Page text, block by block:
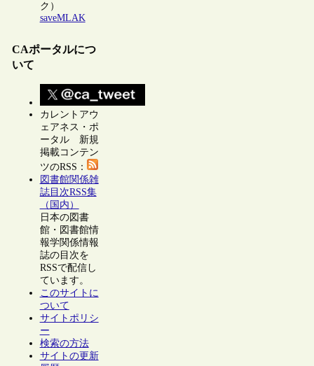
ク）
saveMLAK
CAポータルにつ
いて
カレントアウ
ェアネス・ポ
ータル 新規
掲載コンテン
ツのRSS：
図書館関係雑
誌目次RSS集
（国内）
日本の図書
館・図書館情
報学関係情報
誌の目次を
RSSで配信し
ています。
このサイトに
ついて
サイトポリシ
ー
検索の方法
サイトの更新